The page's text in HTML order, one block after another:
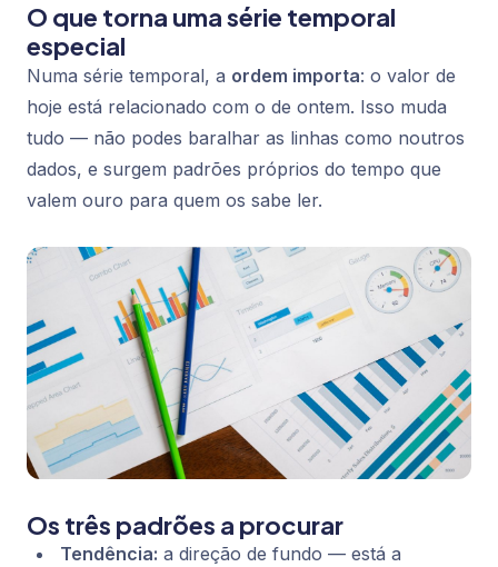
O que torna uma série temporal
especial
Numa série temporal, a ordem importa: o valor de
hoje está relacionado com o de ontem. Isso muda
tudo — não podes baralhar as linhas como noutros
dados, e surgem padrões próprios do tempo que
valem ouro para quem os sabe ler.
Os três padrões a procurar
Tendência: a direção de fundo — está a